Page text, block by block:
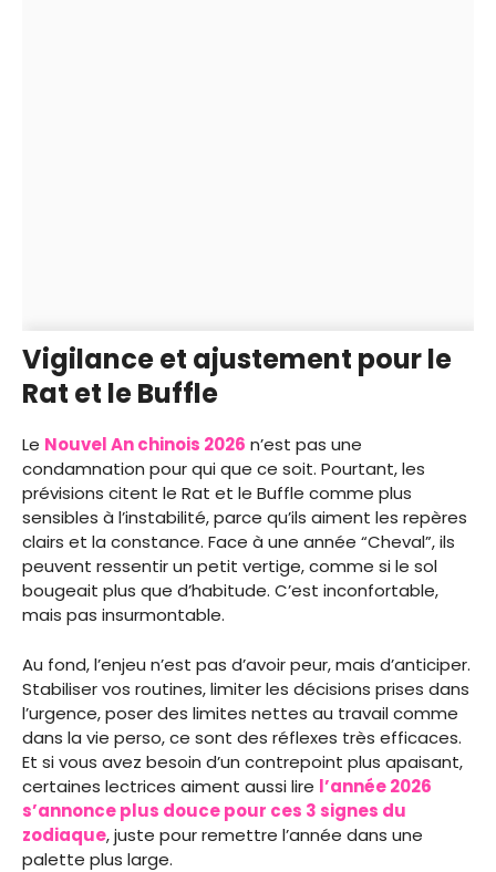
Vigilance et ajustement pour le
Rat et le Buffle
Le Nouvel An chinois 2026 n’est pas une
condamnation pour qui que ce soit. Pourtant, les
prévisions citent le Rat et le Buffle comme plus
sensibles à l’instabilité, parce qu’ils aiment les repères
clairs et la constance. Face à une année “Cheval”, ils
peuvent ressentir un petit vertige, comme si le sol
bougeait plus que d’habitude. C’est inconfortable,
mais pas insurmontable.
Au fond, l’enjeu n’est pas d’avoir peur, mais d’anticiper.
Stabiliser vos routines, limiter les décisions prises dans
l’urgence, poser des limites nettes au travail comme
dans la vie perso, ce sont des réflexes très efficaces.
Et si vous avez besoin d’un contrepoint plus apaisant,
certaines lectrices aiment aussi lire l’année 2026
s’annonce plus douce pour ces 3 signes du
zodiaque, juste pour remettre l’année dans une
palette plus large.